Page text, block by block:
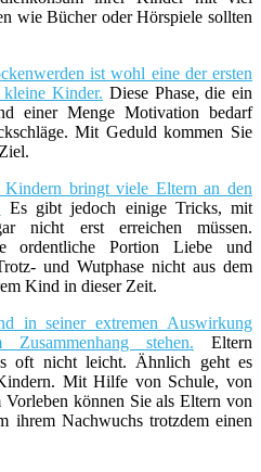
wie Bücher oder Hörspiele sollten
ist wohl eine der ersten
Kinder. Diese Phase, die ein
einer Menge Motivation bedarf
Mit Geduld kommen Sie
bringt viele Eltern an den
Es gibt jedoch einige Tricks, mit
nicht erst erreichen müssen.
ordentliche Portion Liebe und
und Wutphase nicht aus dem
Kind in dieser Zeit.
in seiner extremen Auswirkung
stehen. Eltern
oft nicht leicht. Ähnlich geht es
Mit Hilfe von Schule, von
können Sie als Eltern von
ihrem Nachwuchs trotzdem einen